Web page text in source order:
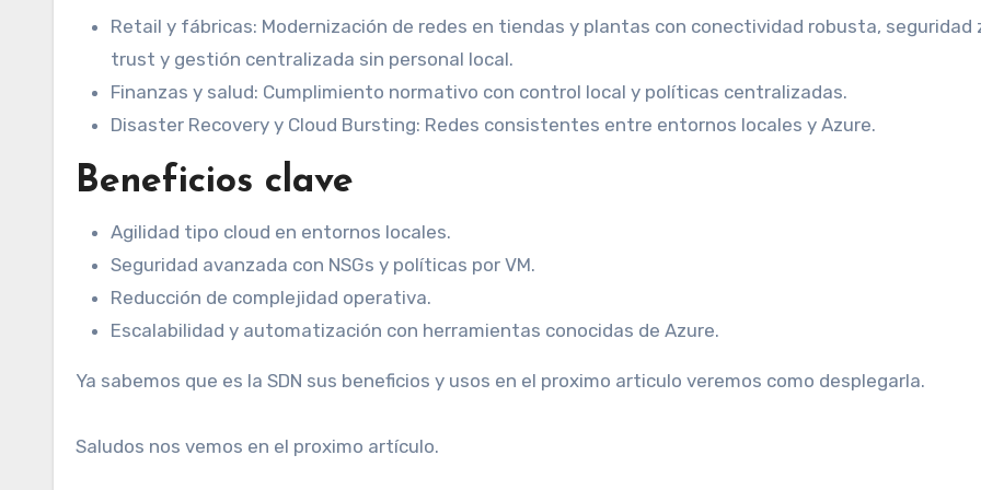
Retail y fábricas: Modernización de redes en tiendas y plantas con conectividad robusta, seguridad
trust y gestión centralizada sin personal local.
Finanzas y salud: Cumplimiento normativo con control local y políticas centralizadas.
Disaster Recovery y Cloud Bursting: Redes consistentes entre entornos locales y Azure.
Beneficios clave
Agilidad tipo cloud en entornos locales.
Seguridad avanzada con NSGs y políticas por VM.
Reducción de complejidad operativa.
Escalabilidad y automatización con herramientas conocidas de Azure.
Ya sabemos que es la SDN sus beneficios y usos en el proximo articulo veremos como desplegarla.
Saludos nos vemos en el proximo artículo.